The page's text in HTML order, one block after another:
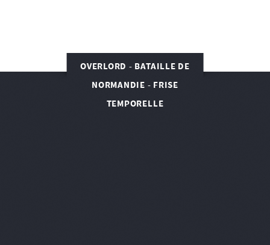
OVERLORD - BATAILLE DE
NORMANDIE - FRISE
TEMPORELLE